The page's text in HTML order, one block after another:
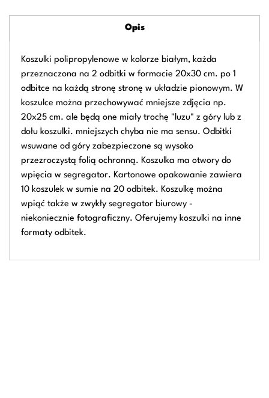
Opis
Koszulki polipropylenowe w kolorze białym, każda
przeznaczona na 2 odbitki w formacie 20x30 cm. po 1
odbitce na każdą stronę stronę w układzie pionowym. W
koszulce można przechowywać mniejsze zdjęcia np.
20x25 cm. ale będą one miały trochę "luzu" z góry lub z
dołu koszulki. mniejszych chyba nie ma sensu. Odbitki
wsuwane od góry zabezpieczone są wysoko
przezroczystą folią ochronną. Koszulka ma otwory do
wpięcia w segregator. Kartonowe opakowanie zawiera
10 koszulek w sumie na 20 odbitek. Koszulkę można
wpiąć także w zwykły segregator biurowy -
niekoniecznie fotograficzny. Oferujemy koszulki na inne
formaty odbitek.